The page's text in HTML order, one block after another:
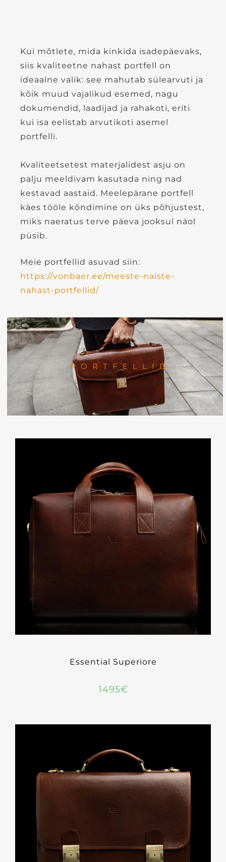
Kui mõtlete, mida kinkida isadepäevaks,
siis kvaliteetne nahast portfell on
ideaalne valik: see mahutab sülearvuti ja
kõik muud vajalikud esemed, nagu
dokumendid, laadijad ja rahakoti, eriti
kui isa eelistab arvutikoti asemel
portfelli.
Kvaliteetsetest materjalidest asju on
palju meeldivam kasutada ning nad
kestavad aastaid. Meelepärane portfell
käes tööle kõndimine on üks põhjustest,
miks naeratus terve päeva jooksul näol
püsib.
Meie portfellid asuvad siin:
https://vonbaer.ee/meeste-naiste-
nahast-portfellid/
PORTFELLID
Essential Superiore
1495€